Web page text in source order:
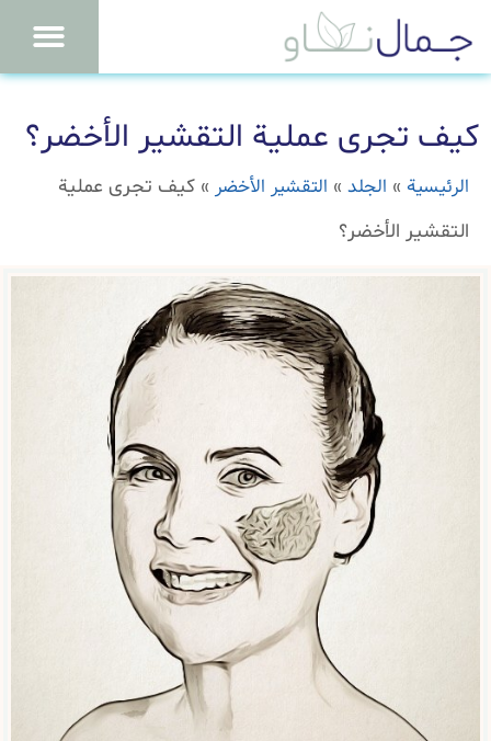
كيف تجرى عملية التقشير الأخضر؟
الرئيسية » الجلد » التقشير الأخضر » كيف تجرى عملية
التقشير الأخضر؟